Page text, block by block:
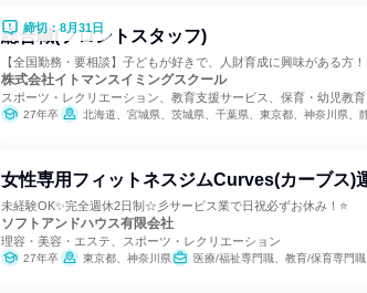
締切：8月31日
総合職(フロントスタッフ)
【全国勤務・要相談】子どもが好きで、人財育成に興味がある方！
株式会社イトマンスイミングスクール
スポーツ・レクリエーション、教育支援サービス、保育・幼児教育
27年卒 北海道、宮城県、茨城県、千葉県、東京都、神奈川県、静岡県、愛知県、三重県、京都府、大阪府、兵庫県、奈良県、福岡
女性専用フィットネスジムCurves(カーブス)
未経験OK✨完全週休2日制☆彡サービス業で日祝必ずお休み！⭐
ソフトアンドハウス有限会社
理容・美容・エステ、スポーツ・レクリエーション
27年卒 東京都、神奈川県 医療/福祉専門職、教育/保育専門